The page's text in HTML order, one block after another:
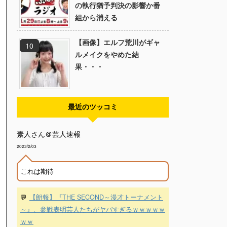
の執行猶予判決の影響か番
組から消える
【画像】エルフ荒川がギャ
ルメイクをやめた結
果・・・
最近のツッコミ
素人さん＠芸人速報
2023/2/03
これは期待
💬
【朗報】『THE SECOND～漫才トーナメント
～』、参戦表明芸人たちがヤバすぎるｗｗｗｗｗ
ｗｗ